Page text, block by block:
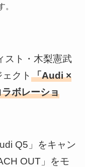
スト・木梨憲武
クト 「Audi ×
ボレーショ
Q5」をキャン
OUT」をモ